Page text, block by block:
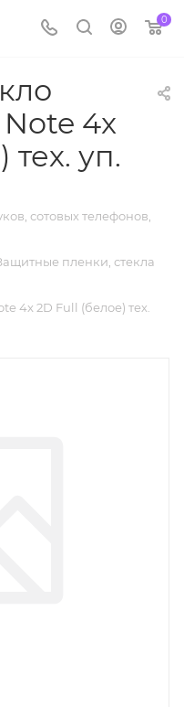
0
4x
тех. уп.
сотовых телефонов,
пленки, стекла
4x 2D Full (белое) тех.